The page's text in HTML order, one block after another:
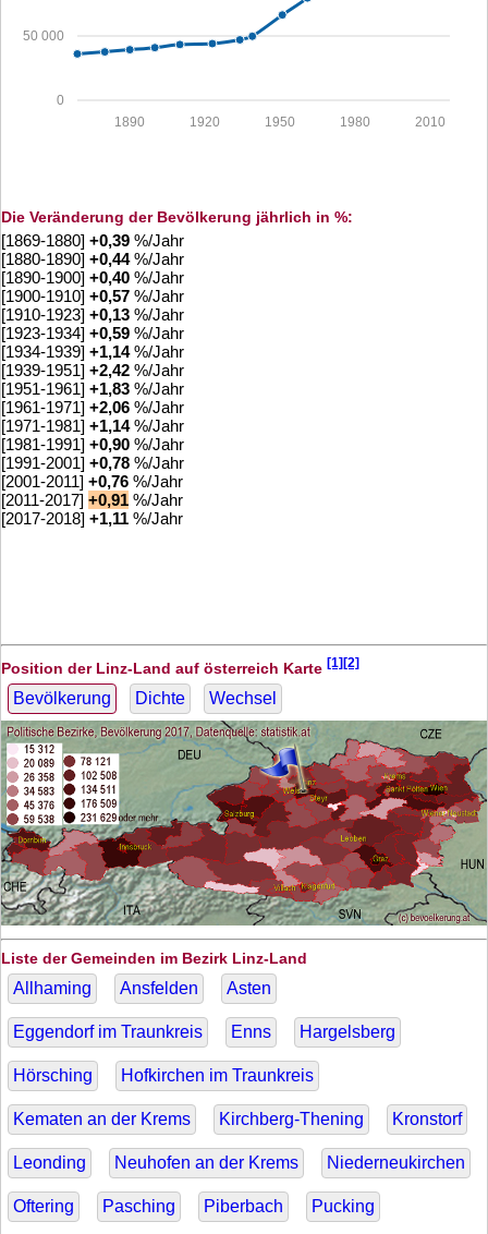
0
50 000
2010
1980
1950
1920
1890
Die Veränderung der Bevölkerung jährlich in %:
[1869-1880] +0,39 %/Jahr
[1880-1890] +0,44%/Jahr
[1890-1900] +0,40 %/Jahr
[1900-1910] +0,57 %/Jahr
[1910-1923] +0,13 %/Jahr
[1923-1934] +0,59 %/Jahr
[1934-1939] +1,14%/Jahr
[1939-1951] +2,42 %/Jahr
[1951-1961] +1,83 %/Jahr
[1961-1971] +2,06 %/Jahr
[1971-1981] +1,14%/Jahr
[1981-1991] +0,90 %/Jahr
[1991-2001] +0,78 %/Jahr
[2001-2011] +0,76 %/Jahr
[2011-2017] +0,91 %/Jahr
[2017-2018] +1,11 %/Jahr
Position der Linz-Land auf österreich Karte [1][2]
Bevölkerung Dichte Wechsel
Liste der Gemeinden im Bezirk Linz-Land
Allhaming Ansfelden Asten
Eggendorf im Traunkreis Enns Hargelsberg
Hörsching Hofkirchen im Traunkreis
Kematen an der Krems Kirchberg-Thening Kronstorf
Leonding Neuhofen an der Krems Niederneukirchen
Oftering Pasching Piberbach Pucking